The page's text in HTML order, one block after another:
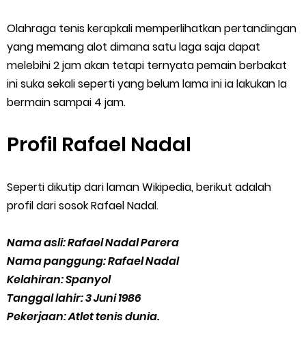
Olahraga tenis kerapkali memperlihatkan pertandingan
yang memang alot dimana satu laga saja dapat
melebihi 2 jam akan tetapi ternyata pemain berbakat
ini suka sekali seperti yang belum lama ini ia lakukan Ia
bermain sampai 4 jam.
Profil Rafael Nadal
Seperti dikutip dari laman Wikipedia, berikut adalah
profil dari sosok Rafael Nadal.
Nama asli: Rafael Nadal Parera
Nama panggung: Rafael Nadal
Kelahiran: Spanyol
Tanggal lahir: 3 Juni 1986
Pekerjaan: Atlet tenis dunia.